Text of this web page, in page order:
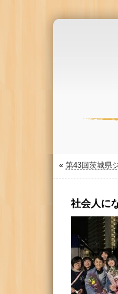
« 第43回茨城県
社会人に